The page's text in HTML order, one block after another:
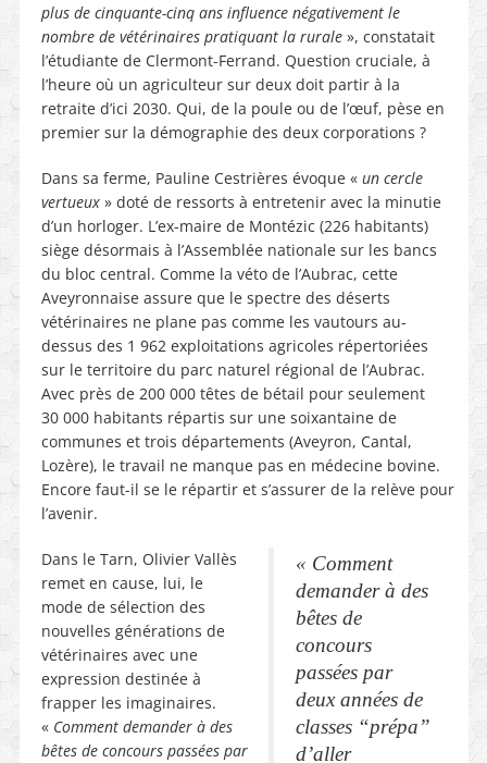
plus de cinquante-cinq ans influence négativement le
nombre de vétérinaires pratiquant la rurale», constatait
l’étudiante de Clermont-Ferrand. Question cruciale, à
l’heure où un agriculteur sur deux doit partir à la
retraite d’ici 2030. Qui, de la poule ou de l’œuf, pèse en
premier sur la démographie des deux corporations ?
Dans sa ferme, Pauline Cestrières évoque « un cercle
vertueux» doté de ressorts à entretenir avec la minutie
d’un horloger. L’ex-maire de Montézic (226 habitants)
siège désormais à l’Assemblée nationale sur les bancs
du bloc central. Comme la véto de l’Aubrac, cette
Aveyronnaise assure que le spectre des déserts
vétérinaires ne plane pas comme les vautours au-
dessus des 1 962 exploitations agricoles répertoriées
sur le territoire du parc naturel régional de l’Aubrac.
Avec près de 200 000 têtes de bétail pour seulement
30 000 habitants répartis sur une soixantaine de
communes et trois départements (Aveyron, Cantal,
Lozère), le travail ne manque pas en médecine bovine.
Encore faut-il se le répartir et s’assurer de la relève pour
l’avenir.
« Comment
demander à des
bêtes de
concours
passées par
deux années de
classes “prépa”
d’aller
Dans le Tarn, Olivier Vallès
remet en cause, lui, le
mode de sélection des
nouvelles générations de
vétérinaires avec une
expression destinée à
frapper les imaginaires.
« Comment demander à des
bêtes de concours passées par